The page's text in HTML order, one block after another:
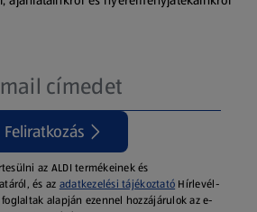
Feliratkozás
az ALDI termékeinek és
és az adatkezelési tájékoztató Hírlevél-
alapján ezennel hozzájárulok az e-